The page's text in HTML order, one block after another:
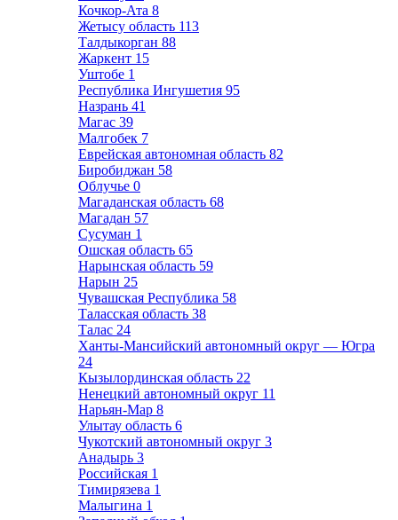
Кочкор-Ата 8
Жетысу область 113
Талдыкорган 88
Жаркент 15
Уштобе 1
Республика Ингушетия 95
Назрань 41
Магас 39
Малгобек 7
Еврейская автономная область 82
Биробиджан 58
Облучье 0
Магаданская область 68
Магадан 57
Сусуман 1
Ошская область 65
Нарынская область 59
Нарын 25
Чувашская Республика 58
Таласская область 38
Талас 24
Ханты-Мансийский автономный округ — Югра
24
Кызылординская область 22
Ненецкий автономный округ 11
Нарьян-Мар 8
Улытау область 6
Чукотский автономный округ 3
Анадырь 3
Российская 1
Тимирязева 1
Малыгина 1